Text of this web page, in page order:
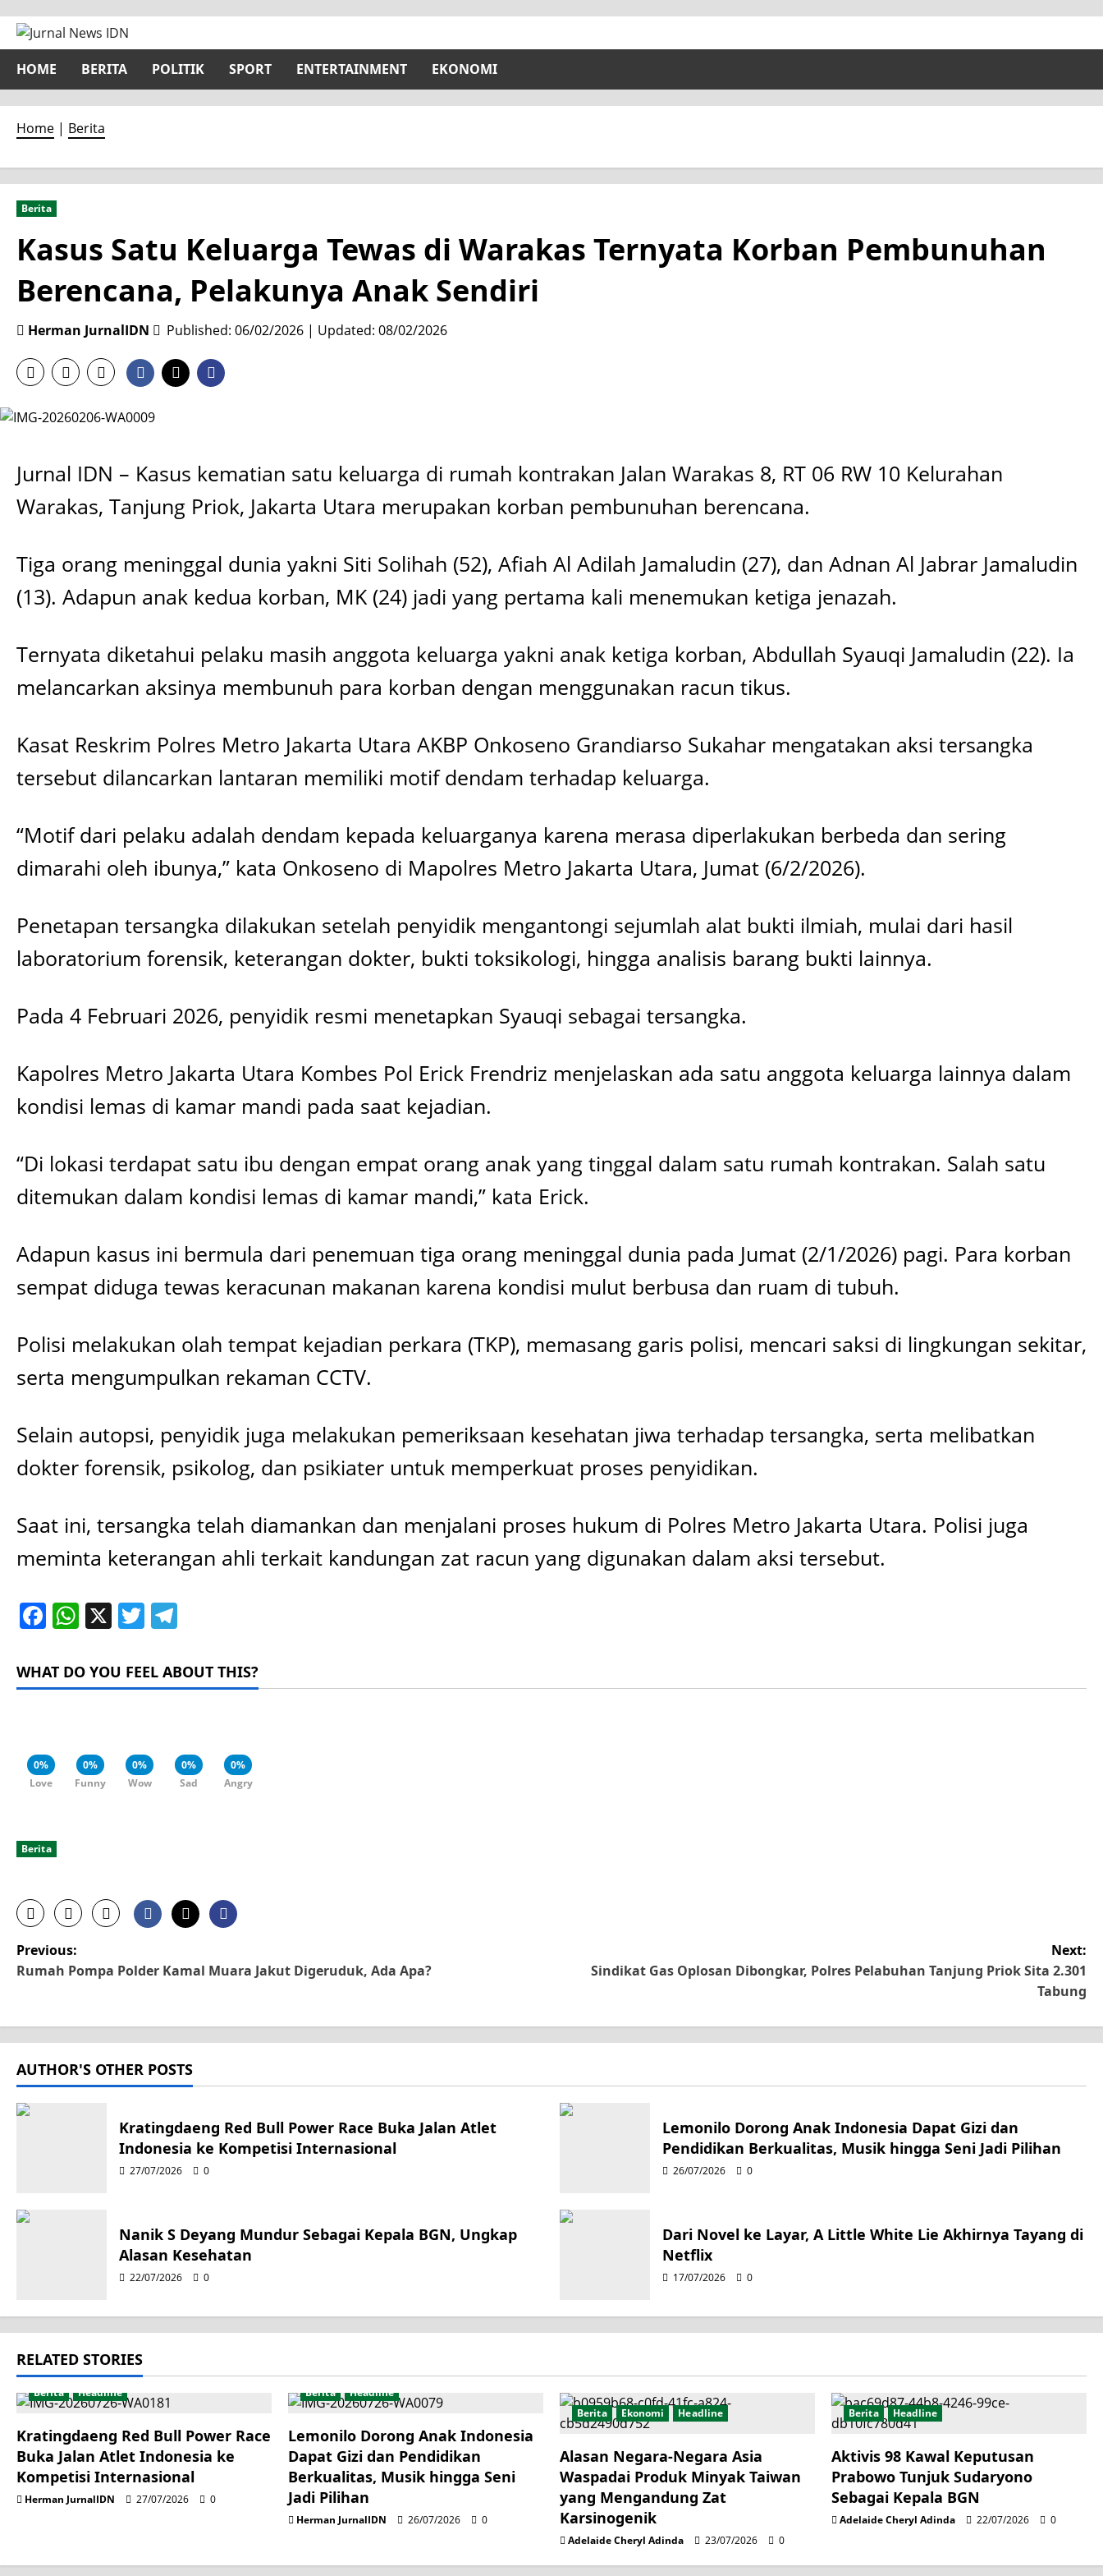
Skip
to
content
HOME BERITA POLITIK SPORT ENTERTAINMENT EKONOMI
Home | Berita
Berita
Kasus Satu Keluarga Tewas di Warakas Ternyata Korban Pembunuhan
Berencana, Pelakunya Anak Sendiri
Herman JurnalIDN Published: 06/02/2026 | Updated: 08/02/2026
Jurnal IDN – Kasus kematian satu keluarga di rumah kontrakan Jalan Warakas 8, RT 06 RW 10 Kelurahan
Warakas, Tanjung Priok, Jakarta Utara merupakan korban pembunuhan berencana.
Tiga orang meninggal dunia yakni Siti Solihah (52), Afiah Al Adilah Jamaludin (27), dan Adnan Al Jabrar Jamaludin
(13). Adapun anak kedua korban, MK (24) jadi yang pertama kali menemukan ketiga jenazah.
Ternyata diketahui pelaku masih anggota keluarga yakni anak ketiga korban, Abdullah Syauqi Jamaludin (22). Ia
melancarkan aksinya membunuh para korban dengan menggunakan racun tikus.
Kasat Reskrim Polres Metro Jakarta Utara AKBP Onkoseno Grandiarso Sukahar mengatakan aksi tersangka
tersebut dilancarkan lantaran memiliki motif dendam terhadap keluarga.
“Motif dari pelaku adalah dendam kepada keluarganya karena merasa diperlakukan berbeda dan sering
dimarahi oleh ibunya,” kata Onkoseno di Mapolres Metro Jakarta Utara, Jumat (6/2/2026).
Penetapan tersangka dilakukan setelah penyidik mengantongi sejumlah alat bukti ilmiah, mulai dari hasil
laboratorium forensik, keterangan dokter, bukti toksikologi, hingga analisis barang bukti lainnya.
Pada 4 Februari 2026, penyidik resmi menetapkan Syauqi sebagai tersangka.
Kapolres Metro Jakarta Utara Kombes Pol Erick Frendriz menjelaskan ada satu anggota keluarga lainnya dalam
kondisi lemas di kamar mandi pada saat kejadian.
“Di lokasi terdapat satu ibu dengan empat orang anak yang tinggal dalam satu rumah kontrakan. Salah satu
ditemukan dalam kondisi lemas di kamar mandi,” kata Erick.
Adapun kasus ini bermula dari penemuan tiga orang meninggal dunia pada Jumat (2/1/2026) pagi. Para korban
sempat diduga tewas keracunan makanan karena kondisi mulut berbusa dan ruam di tubuh.
Polisi melakukan olah tempat kejadian perkara (TKP), memasang garis polisi, mencari saksi di lingkungan sekitar,
serta mengumpulkan rekaman CCTV.
Selain autopsi, penyidik juga melakukan pemeriksaan kesehatan jiwa terhadap tersangka, serta melibatkan
dokter forensik, psikolog, dan psikiater untuk memperkuat proses penyidikan.
Saat ini, tersangka telah diamankan dan menjalani proses hukum di Polres Metro Jakarta Utara. Polisi juga
meminta keterangan ahli terkait kandungan zat racun yang digunakan dalam aksi tersebut.
Facebook
WhatsApp
X Twitter
WHAT DO YOU FEEL ABOUT THIS?
0%
Love
0%
Funny
0%
Wow
0%
Sad
0%
Angry
Berita
P
s
t
n
g
i
o
n
Previous:
Rumah Pompa Polder Kamal Muara Jakut Digeruduk, Ada Apa?
Next:
Sindikat Gas Oplosan Dibongkar, Polres Pelabuhan Tanjung Priok Sita 2.301
Tabung
AUTHOR'S OTHER POSTS
Kratingdaeng Red Bull Power Race Buka Jalan Atlet
Indonesia ke Kompetisi Internasional
27/07/2026 0
Lemonilo Dorong Anak Indonesia Dapat Gizi dan
Pendidikan Berkualitas, Musik hingga Seni Jadi Pilihan
26/07/2026 0
Nanik S Deyang Mundur Sebagai Kepala BGN, Ungkap
Alasan Kesehatan
22/07/2026 0
Dari Novel ke Layar, A Little White Lie Akhirnya Tayang di
Netflix
17/07/2026 0
RELATED STORIES
Berita Headline
Kratingdaeng Red Bull Power Race
Buka Jalan Atlet Indonesia ke
Kompetisi Internasional
Herman JurnalIDN 27/07/2026 0
Berita Headline
Lemonilo Dorong Anak Indonesia
Dapat Gizi dan Pendidikan
Berkualitas, Musik hingga Seni
Jadi Pilihan
Herman JurnalIDN 26/07/2026 0
Berita Ekonomi Headline
Alasan Negara-Negara Asia
Waspadai Produk Minyak Taiwan
yang Mengandung Zat
Karsinogenik
Adelaide Cheryl Adinda 23/07/2026 0
Berita Headline
Aktivis 98 Kawal Keputusan
Prabowo Tunjuk Sudaryono
Sebagai Kepala BGN
Adelaide Cheryl Adinda 22/07/2026 0